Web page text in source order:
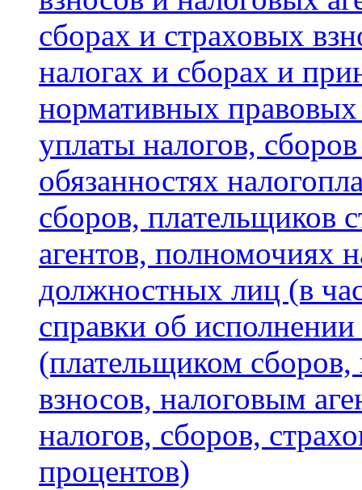
сборах и страховых
налогах и сборах и
нормативных правовых
уплаты налогов,
обязанностях
сборов, плательщиков
агентов, полномочиях
должностных лиц (в
справки об
(плательщиком
взносов, налоговым
налогов, сборов,
процентов)